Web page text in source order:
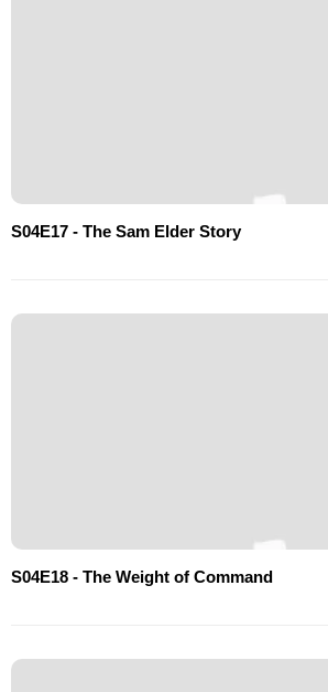
S04E17 - The Sam Elder Story
S04E18 - The Weight of Command